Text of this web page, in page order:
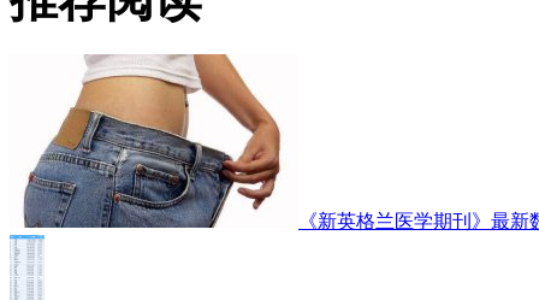
《新英格兰医学期刊》最